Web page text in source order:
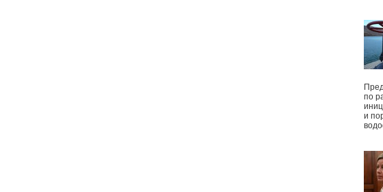
по
и